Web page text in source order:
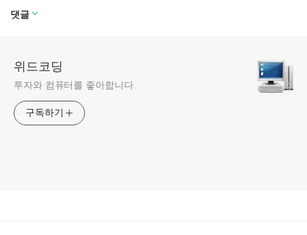
댓글
위드코딩
투자와 컴퓨터를 좋아합니다.
구독하기